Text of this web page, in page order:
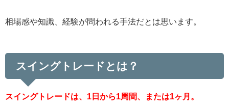
相場感や知識、経験が問われる手法だとは思います。
スイングトレードとは？
スイングトレードは、1日から1周間、または1ヶ月。